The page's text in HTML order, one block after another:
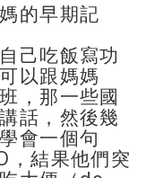
的早期記
己吃飯寫功
以跟媽媽
，那一些國
話，然後幾
會一個句
，結果他們突